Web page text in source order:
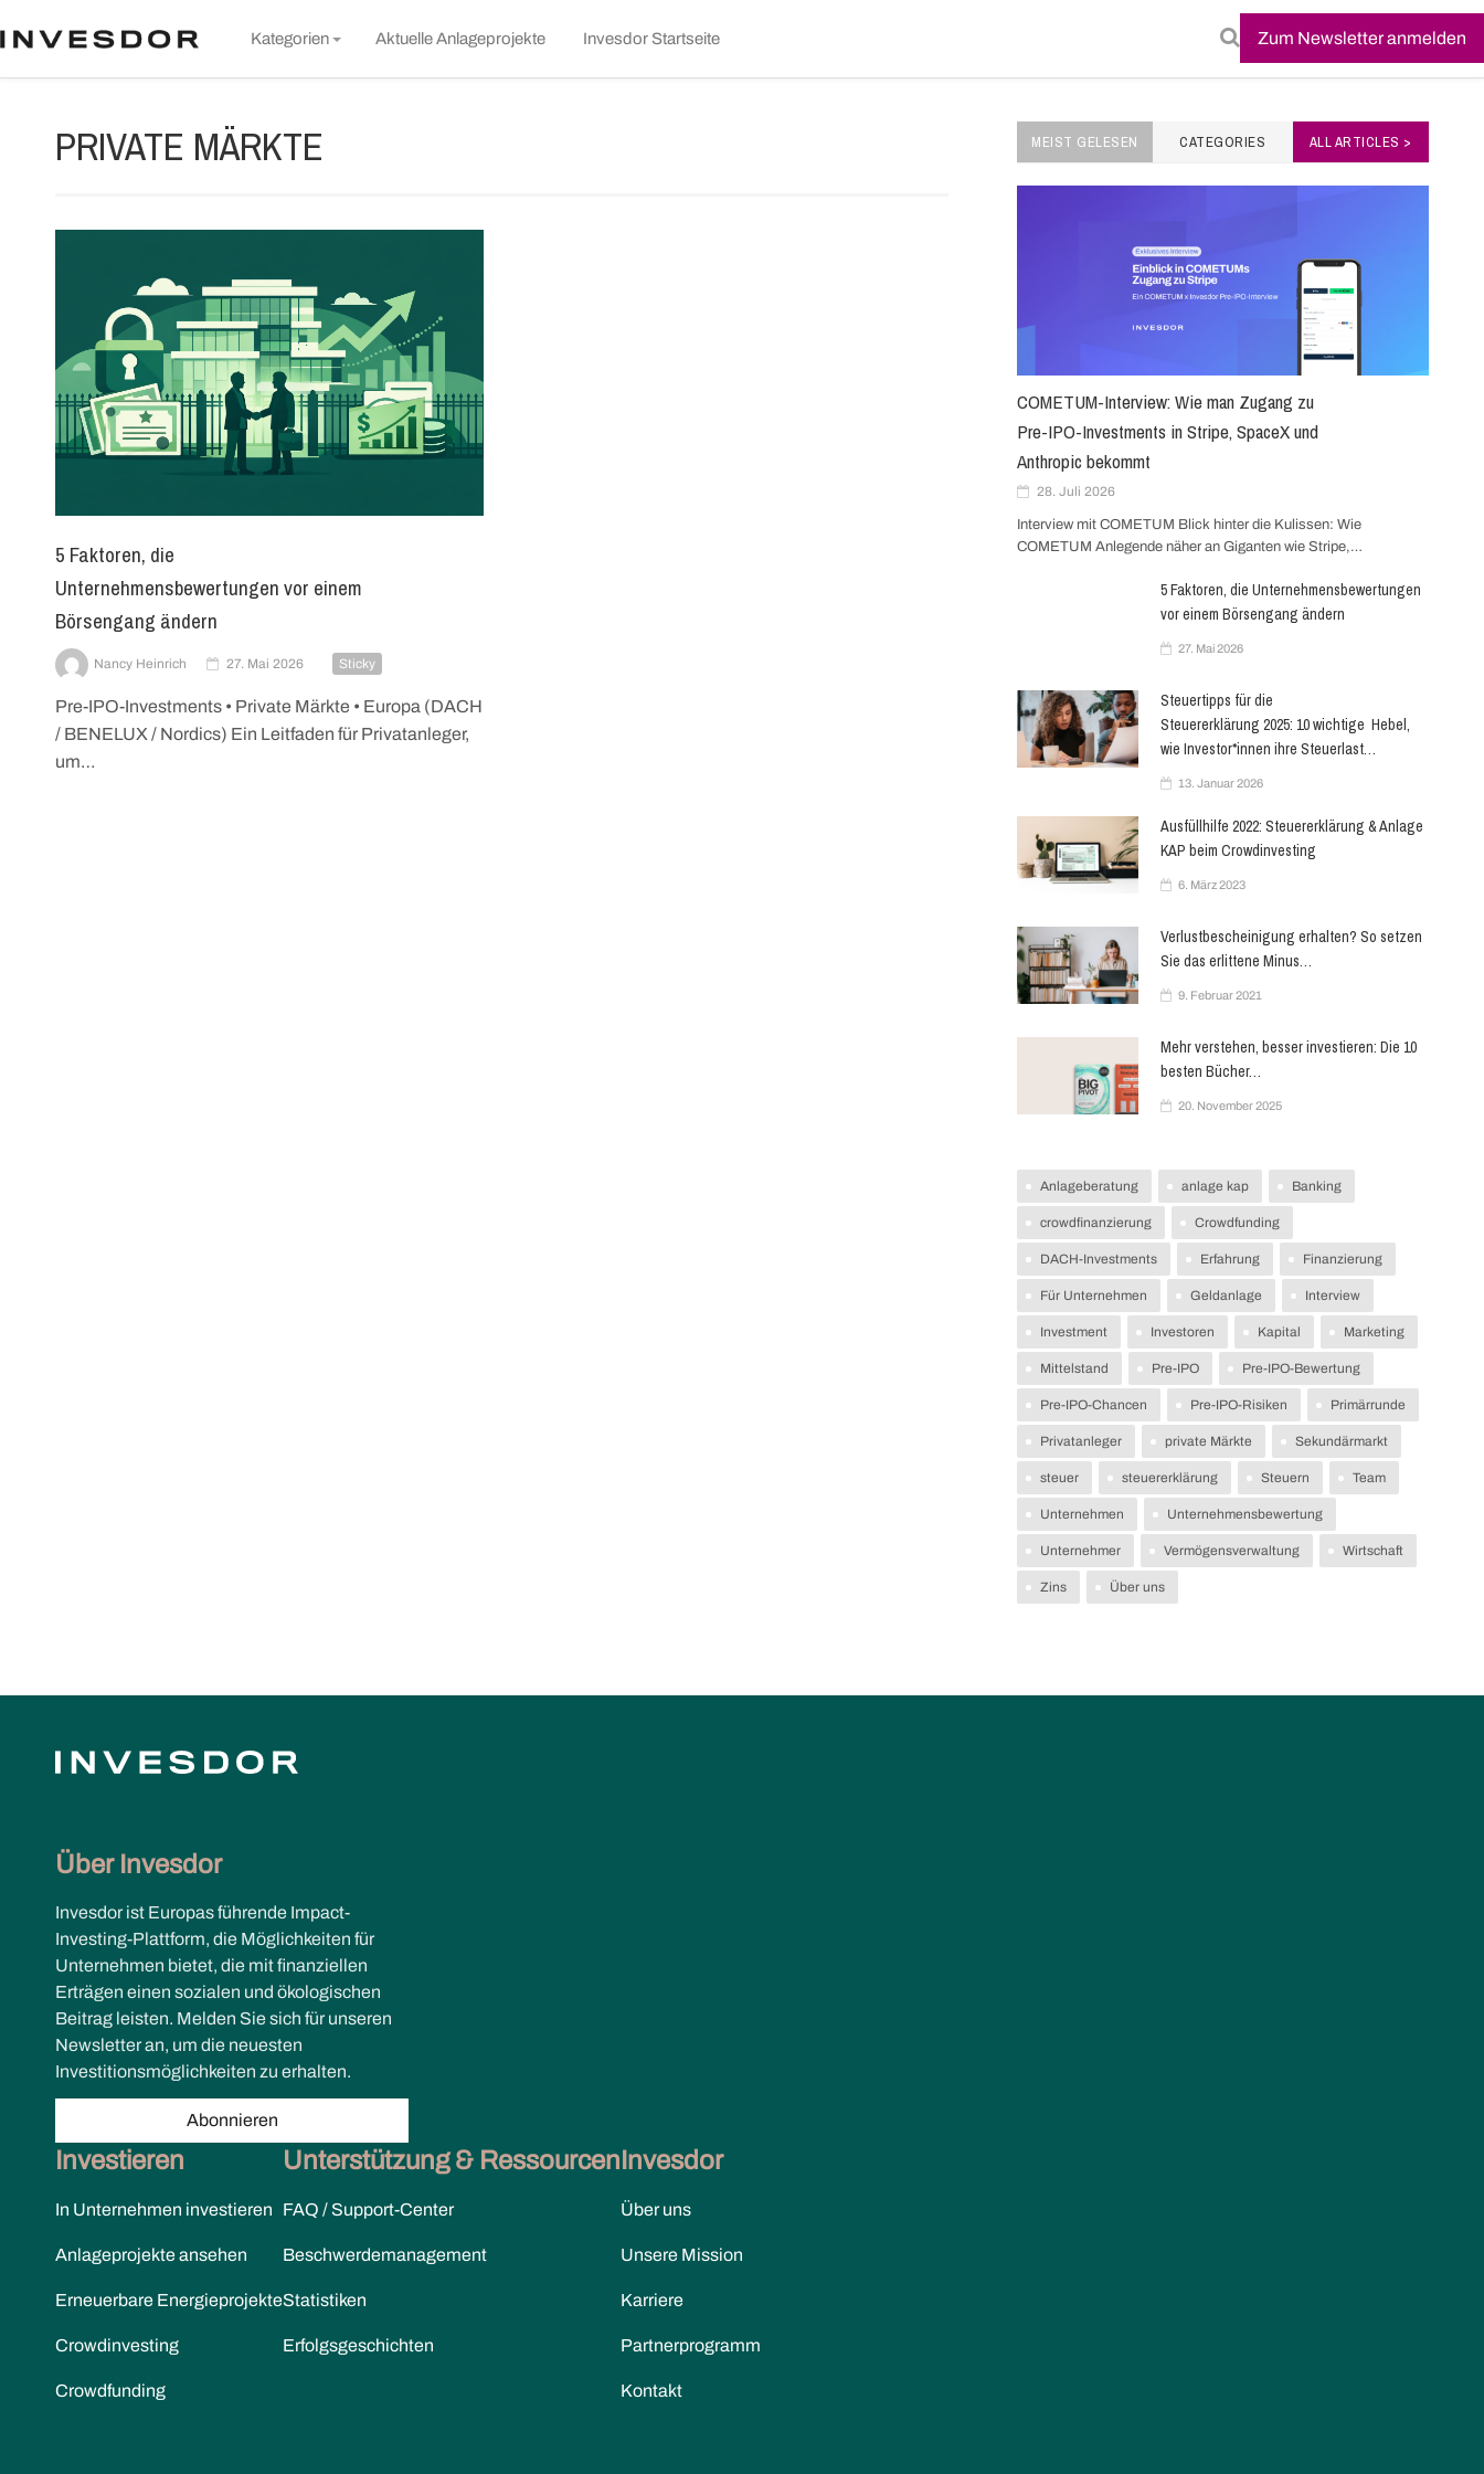
Zum Newsletter anmelden
to
Kategorien
Rund um Invesdor
Nachhaltigkeit
Alle Artikel
Aktuelle Anlageprojekte Invesdor Startseite
PRIVATE MÄRKTE
5 Faktoren, die
Unternehmensbewertungen vor einem
Börsengang ändern
Nancy Heinrich 27. Mai 2026 Sticky
Pre-IPO-Investments • Private Märkte • Europa (DACH
/ BENELUX / Nordics) Ein Leitfaden für Privatanleger,
um…
MEIST GELESEN CATEGORIES ALL ARTICLES >
COMETUM-Interview: Wie man Zugang zu
Pre-IPO-Investments in Stripe, SpaceX und
Anthropic bekommt
28. Juli 2026
Interview mit COMETUM Blick hinter die Kulissen: Wie
COMETUM Anlegende näher an Giganten wie Stripe,…
5 Faktoren, die Unternehmensbewertungen
vor einem Börsengang ändern
27. Mai 2026
Steuertipps für die
Steuererklärung 2025: 10 wichtige Hebel,
wie Investor*innen ihre Steuerlast…
13. Januar 2026
Ausfüllhilfe 2022: Steuererklärung & Anlage
KAP beim Crowdinvesting
6. März 2023
Verlustbescheinigung erhalten? So setzen
Sie das erlittene Minus…
9. Februar 2021
Mehr verstehen, besser investieren: Die 10
besten Bücher…
20. November 2025
Anlageberatung anlage kap Banking
crowdfinanzierung Crowdfunding
DACH-Investments Erfahrung Finanzierung
Für Unternehmen Geldanlage Interview
Investment Investoren Kapital Marketing
Mittelstand Pre-IPO Pre-IPO-Bewertung
Pre-IPO-Chancen Pre-IPO-Risiken Primärrunde
Privatanleger private Märkte Sekundärmarkt
steuer steuererklärung Steuern Team
Unternehmen Unternehmensbewertung
Unternehmer Vermögensverwaltung Wirtschaft
Zins Über uns
Über Invesdor
Invesdor ist Europas führende Impact-
Investing-Plattform, die Möglichkeiten für
Unternehmen bietet, die mit finanziellen
Erträgen einen sozialen und ökologischen
Beitrag leisten. Melden Sie sich für unseren
Newsletter an, um die neuesten
Investitionsmöglichkeiten zu erhalten.
Abonnieren
Investieren
In Unternehmen investieren
Anlageprojekte ansehen
Erneuerbare Energieprojekte
Crowdinvesting
Crowdfunding
Unterstützung & Ressourcen
FAQ / Support-Center
Beschwerdemanagement
Statistiken
Erfolgsgeschichten
Invesdor
Über uns
Unsere Mission
Karriere
Partnerprogramm
Kontakt